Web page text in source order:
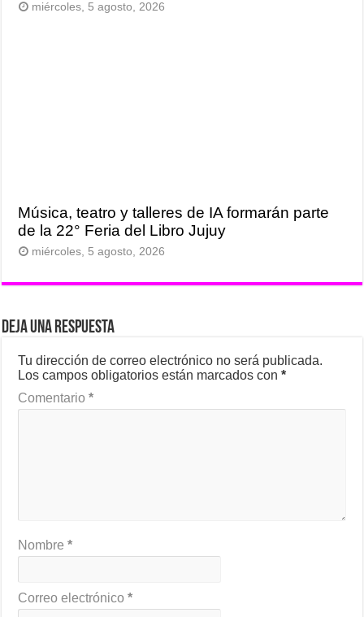
miércoles, 5 agosto, 2026
Música, teatro y talleres de IA formarán parte
de la 22° Feria del Libro Jujuy
miércoles, 5 agosto, 2026
Deja una respuesta
Tu dirección de correo electrónico no será publicada.
Los campos obligatorios están marcados con*
Comentario*
Nombre*
Correo electrónico*